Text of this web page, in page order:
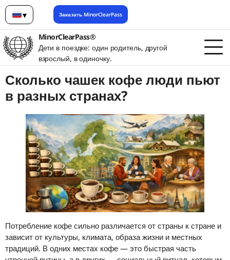
▾
Русский
Заказать MinorClearPass
MinorClearPass®
Дети в поездке: один родитель, другой
взрослый, в одиночку.
Сколько чашек кофе люди пьют
в разных странах?
Потребление кофе сильно различается от страны к стране и
зависит от культуры, климата, образа жизни и местных
традиций. В одних местах кофе — это быстрая часть